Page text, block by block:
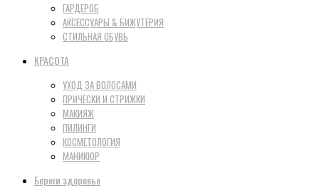
ГАРДЕРОБ
АКСЕССУАРЫ & БИЖУТЕРИЯ
СТИЛЬНАЯ ОБУВЬ
КРАСОТА
УХОД ЗА ВОЛОСАМИ
ПРИЧЕСКИ И СТРИЖКИ
МАКИЯЖ
ПИЛИНГИ
КОСМЕТОЛОГИЯ
МАНИКЮР
Береги здоровье